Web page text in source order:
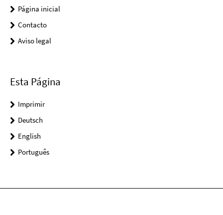
Página inicial
Contacto
Aviso legal
Esta Página
Imprimir
Deutsch
English
Português